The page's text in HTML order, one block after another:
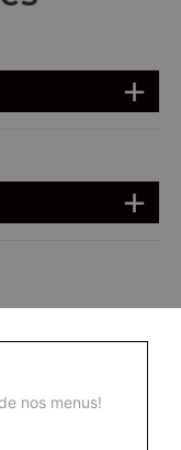
nos menus!